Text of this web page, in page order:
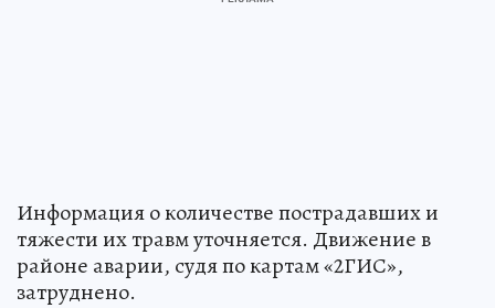
Информация о количестве пострадавших и
тяжести их травм уточняется. Движение в
районе аварии, судя по картам «2ГИС»,
затруднено.